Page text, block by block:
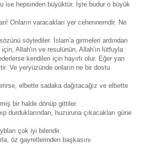
ise hepsinden büyüktür. İşte budur o büyük
Onların varacakları yer cehennemdir. Ne
söylediler. İslam'a girmeleri ardından
Allah'ın ve resulünün, Allah'ın lütfuyla
kendileri için hayırlı olur. Eğer yan
Ve yeryüzünde onların ne bir dostu
elbette sadaka dağıtacağız ve elbette
bir halde dönüp gittiler.
durduklarından, huzuruna çıkacakları güne
çok iyi bilendir.
öz gayretlerinden başkasını